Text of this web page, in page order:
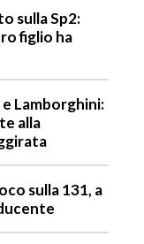
sulla Sp2:
figlio ha
Lamborghini:
alla
sulla 131, a